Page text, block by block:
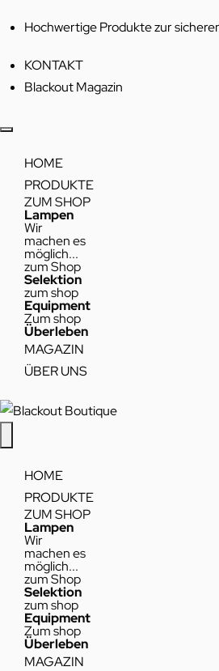
Hochwertige Produkte zur
KONTAKT
Blackout Magazin
HOME
PRODUKTE
ZUM SHOP
Lampen
Wir
machen es
möglich...
zum Shop
Selektion
zum shop
Equipment
Zum shop
Überleben
MAGAZIN
ÜBER UNS
HOME
PRODUKTE
ZUM SHOP
Lampen
Wir
machen es
möglich...
zum Shop
Selektion
zum shop
Equipment
Zum shop
Überleben
MAGAZIN